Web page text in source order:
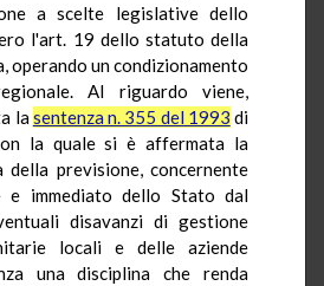
a scelte legislative dello
l'art. 19 dello statuto della
operando un condizionamento
Al riguardo viene,
lasentenza n. 355 del 1993 di
la quale si è affermata la
della previsione, concernente
e immediato dello Stato dal
disavanzi di gestione
locali e delle aziende
una disciplina che renda